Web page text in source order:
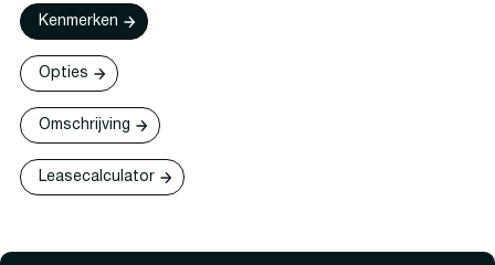
Kenmerken
Opties
Omschrijving
Leasecalculator